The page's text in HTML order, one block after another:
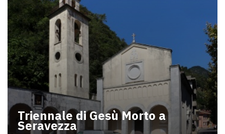
Triennale di Gesù Morto a
Seravezza